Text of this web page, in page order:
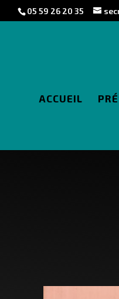
05 59 26 20 35
ACCUEIL